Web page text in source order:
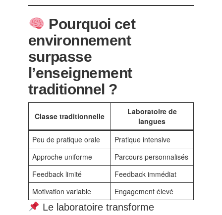
Pourquoi cet
environnement
surpasse
l’enseignement
traditionnel ?
Classe traditionnelle
Laboratoire de
langues
Peu de pratique orale
Pratique intensive
Approche uniforme
Parcours personnalisés
Feedback limité
Feedback immédiat
Motivation variable
Engagement élevé
Le laboratoire transforme